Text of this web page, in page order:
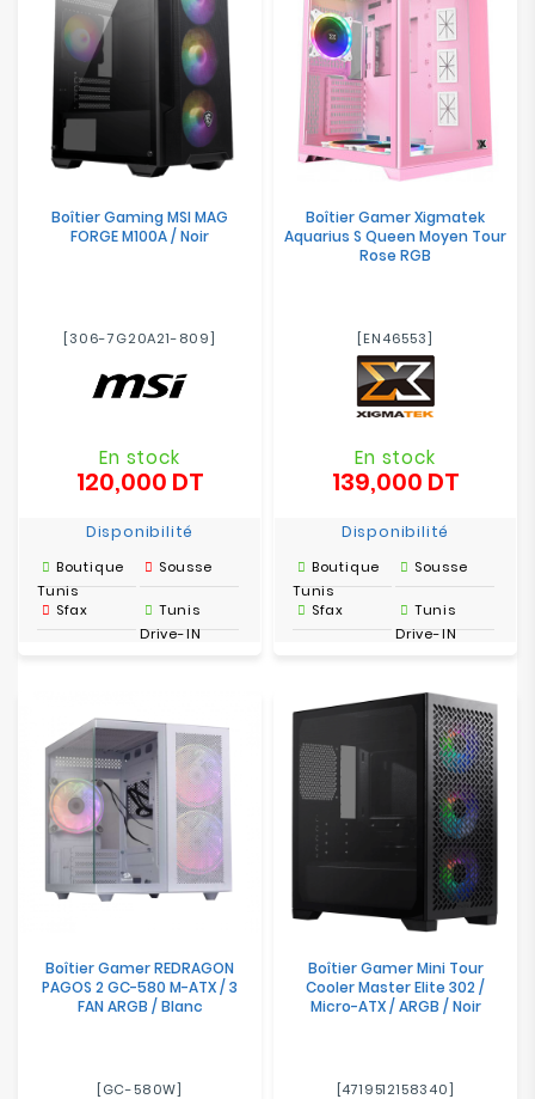
Boîtier Gaming MSI MAG
FORGE M100A / Noir
[306-7G20A21-809]
En stock
120,000 DTPrix
Disponibilité
Boutique
Tunis
Sousse
Sfax
Tunis
Drive-IN
Boîtier Gamer Xigmatek
Aquarius S Queen Moyen Tour
Rose RGB
[EN46553]
En stock
139,000 DTPrix
Disponibilité
Boutique
Tunis
Sousse
Sfax
Tunis
Drive-IN
Boîtier Gamer REDRAGON
PAGOS 2 GC-580 M-ATX / 3
FAN ARGB / Blanc
[GC-580W]
Boîtier Gamer Mini Tour
Cooler Master Elite 302 /
Micro-ATX / ARGB / Noir
[4719512158340]